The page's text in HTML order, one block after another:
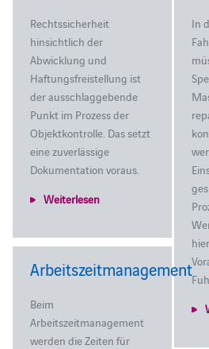
Rechtssicherheit
hinsichtlich der
Abwicklung und
Haftungsfreistellung ist
der ausschlaggebende
Punkt im Prozess der
Objektkontrolle. Das setzt
eine zuverlässige
Dokumentation voraus.
Weiterlesen
In
Arbeitszeitmanagement
Beim
Arbeitszeitmanagement
werden die Zeiten für